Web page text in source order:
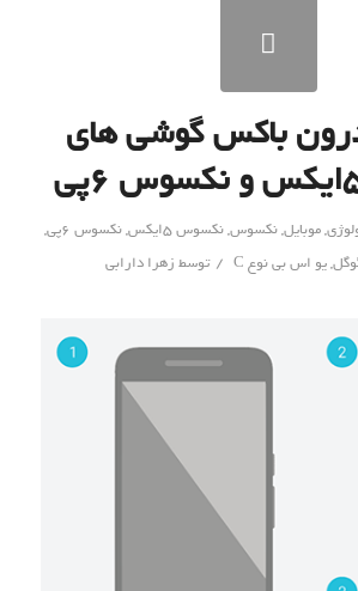
باکس گوشی های
,موبایل,نکسوس,نکسوس ۵ایکس ,نکسوس ۶پی
,
,یو اس بی نوع C / توسط زهرا دارابی